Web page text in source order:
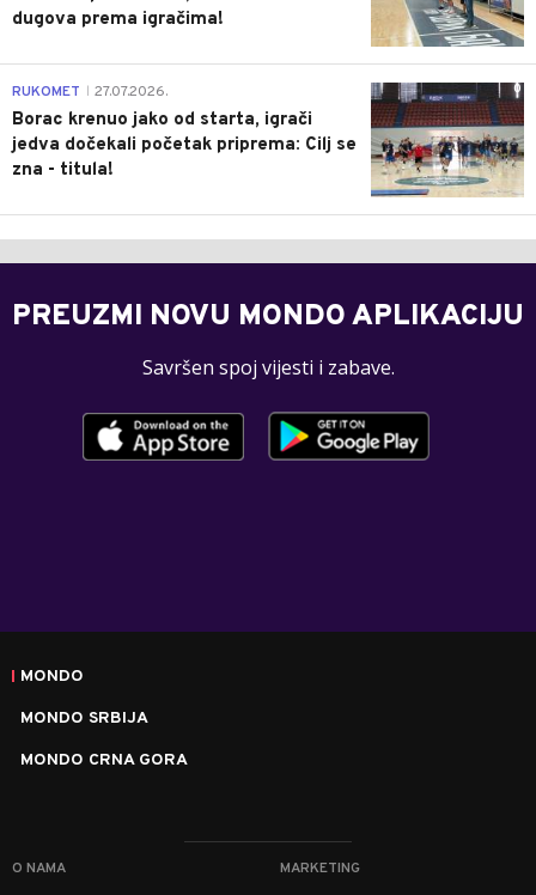
dugova prema igračima!
0
RUKOMET 27.07.2026.
Borac krenuo jako od starta, igrači
jedva dočekali početak priprema: Cilj se
zna - titula!
PREUZMI NOVU MONDO APLIKACIJU
Savršen spoj vijesti i zabave.
MONDO
MONDO SRBIJA
MONDO CRNA GORA
O NAMA MARKETING